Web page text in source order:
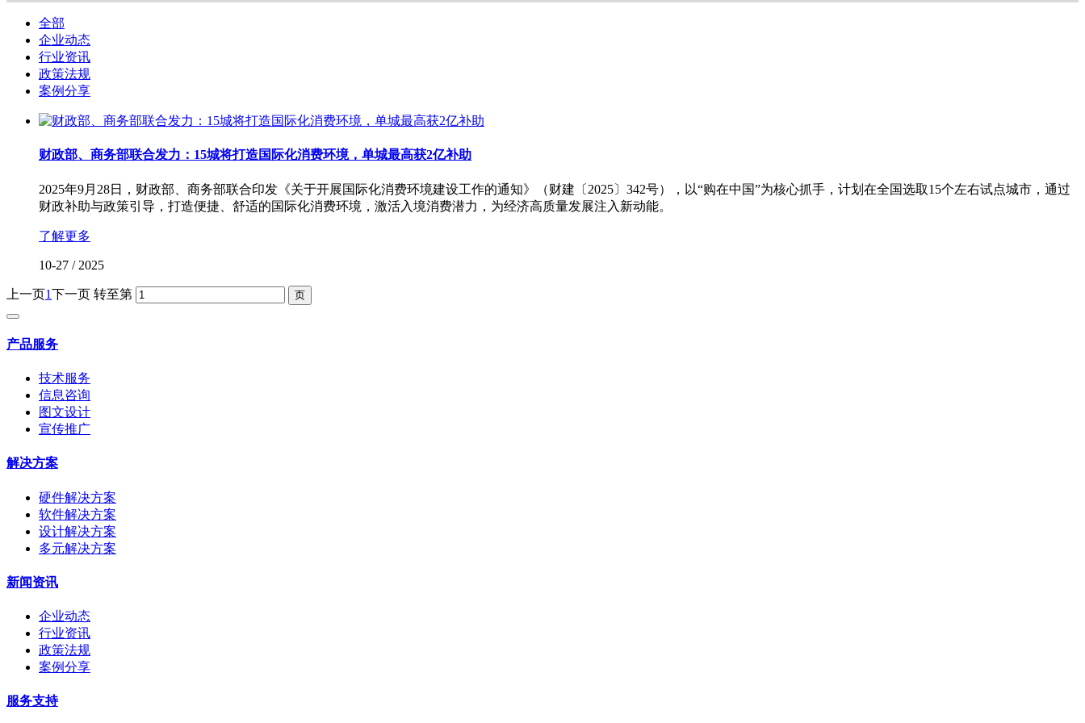
全部
企业动态
行业资讯
政策法规
案例分享
财政部、商务部联合发力：15城将打造国际化消费环境，单城最高获2亿补助
2025年9月28日，财政部、商务部联合印发《关于开展国际化消费环境建设工作的通知》（财建〔2025〕342号），以“购在中国”为核心抓手，计划在全国选取15个左右试点城市，通过
财政补助与政策引导，打造便捷、舒适的国际化消费环境，激活入境消费潜力，为经济高质量发展注入新动能。
了解更多
10-27 / 2025
上一页1下一页 转至第
产品服务
技术服务
信息咨询
图文设计
宣传推广
解决方案
硬件解决方案
软件解决方案
设计解决方案
多元解决方案
新闻资讯
企业动态
行业资讯
政策法规
案例分享
服务支持